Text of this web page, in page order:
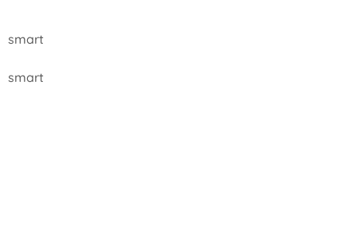
smart
smart